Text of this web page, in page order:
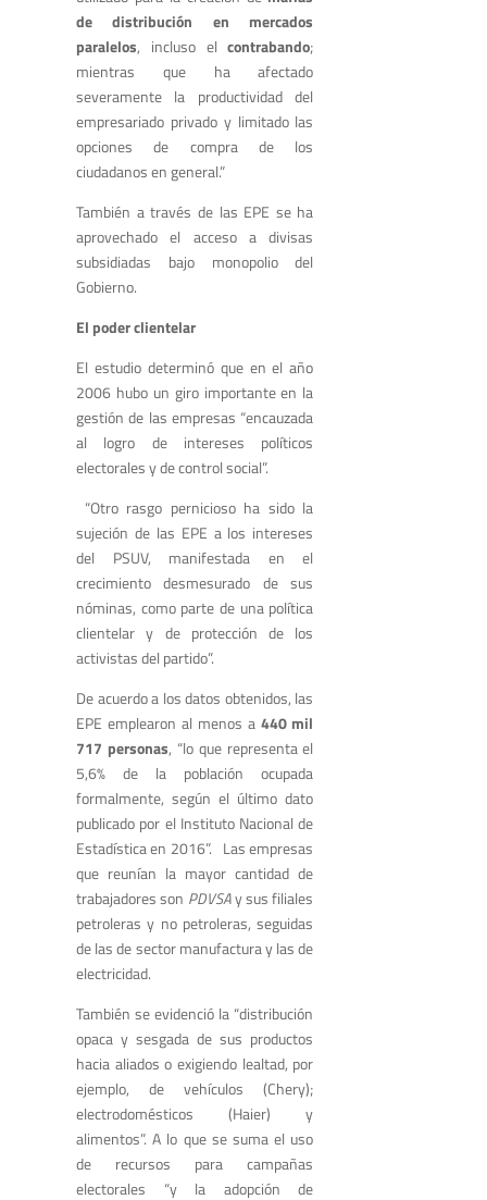
de distribución en mercados
paralelos, incluso elcontrabando;
mientras que ha afectado
severamente la productividad del
empresariado privado y limitado las
opciones de compra de los
ciudadanos en general.”
También a través de las EPE se ha
aprovechado el acceso a divisas
subsidiadas bajo monopolio del
Gobierno.
El poder clientelar
El estudio determinó que en el año
2006 hubo un giro importante en la
gestión de las empresas “encauzada
al logro de intereses políticos
electorales y de control social”.
“Otro rasgo pernicioso ha sido la
sujeción de las EPE a los intereses
del PSUV, manifestada en el
crecimiento desmesurado de sus
nóminas, como parte de una política
clientelar y de protección de los
activistas del partido”.
De acuerdo a los datos obtenidos, las
EPE emplearon al menos a 440 mil
717 personas, “lo que representa el
5,6% de la población ocupada
formalmente, según el último dato
publicado por el Instituto Nacional de
Estadística en 2016”. Las empresas
que reunían la mayor cantidad de
trabajadores son PDVSAy sus filiales
petroleras y no petroleras, seguidas
de las de sector manufactura y las de
electricidad.
También se evidenció la “distribución
opaca y sesgada de sus productos
hacia aliados o exigiendo lealtad, por
ejemplo, de vehículos (Chery);
electrodomésticos (Haier) y
alimentos”. A lo que se suma el uso
de recursos para campañas
electorales “y la adopción de